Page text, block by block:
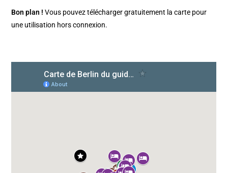
Bon plan !Vous pouvez télécharger gratuitement la carte pour
une utilisation hors connexion.